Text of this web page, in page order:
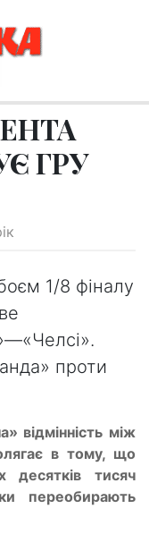
ГРУ
1/8 фіналу
проти
між
в тому, що
десятків тисяч
переобирають